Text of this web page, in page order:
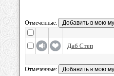
Отмеченные:
Даб Степ
Отмеченные: